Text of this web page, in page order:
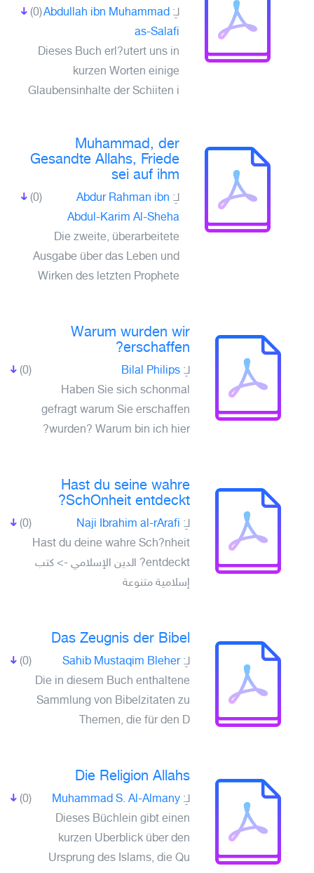
(0) لـِ: Abdullah ibn Muhammad
as-Salafi
Dieses Buch erl?utert uns in
kurzen Worten einige
Glaubensinhalte der Schiiten i
Muhammad, der
Gesandte Allahs, Friede
sei auf ihm
(0) لـِ: Abdur Rahman ibn
Abdul-Karim Al-Sheha
Die zweite, überarbeitete
Ausgabe über das Leben und
Wirken des letzten Prophete
Warum wurden wir
erschaffen?
(0) لـِ: Bilal Philips
Haben Sie sich schonmal
gefragt warum Sie erschaffen
wurden? Warum bin ich hier?
Hast du seine wahre
SchOnheit entdeckt?
(0) لـِ: Naji Ibrahim al-rArafi
Hast du deine wahre Sch?nheit
entdeckt? الدين الإسلامي -> كتب
إسلامية متنوعة
Das Zeugnis der Bibel
(0) لـِ:Sahib Mustaqim Bleher
Die in diesem Buch enthaltene
Sammlung von Bibelzitaten zu
Themen, die für den D
Die Religion Allahs
(0) لـِ: Muhammad S. Al-Almany
Dieses Büchlein gibt einen
kurzen Uberblick über den
Ursprung des Islams, die Qu